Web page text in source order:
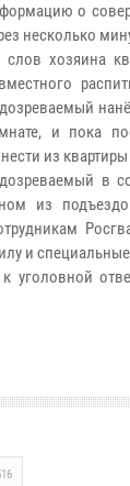
о
несколько
слов хозяина
и пока
из
в
из
и специальные
уголовной